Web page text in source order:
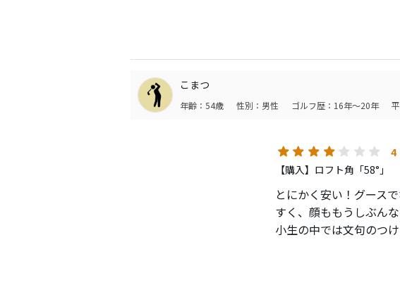
伸び悩みを感じて、初
このウエッジの抜けの
はじめた当初はバンカ
バンカーに苦手意識はあ
迷走し続けましたが、
合うあわないもあると
リンクスセビル党とし
こまつ
年齢：54歳 性別：男性 ゴルフ歴：16年～20年
4
【購入】ロフト角「58°」
とにかく安い！グース
すく、顔ももうしぶんな
小生の中では文句のつ
ティーショットを曲げ
の上にボールが。そん
であればおしげもなく